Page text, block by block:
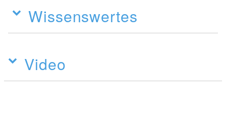
Wissenswertes
Video